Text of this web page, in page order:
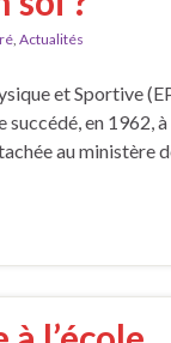
, Actualités
et Sportive
en 1962,
au ministère